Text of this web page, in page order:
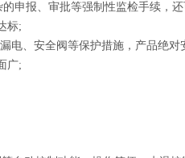
申报、审批等强制性监检手续，
标;
电、安全阀等保护措施，产品绝对
广;